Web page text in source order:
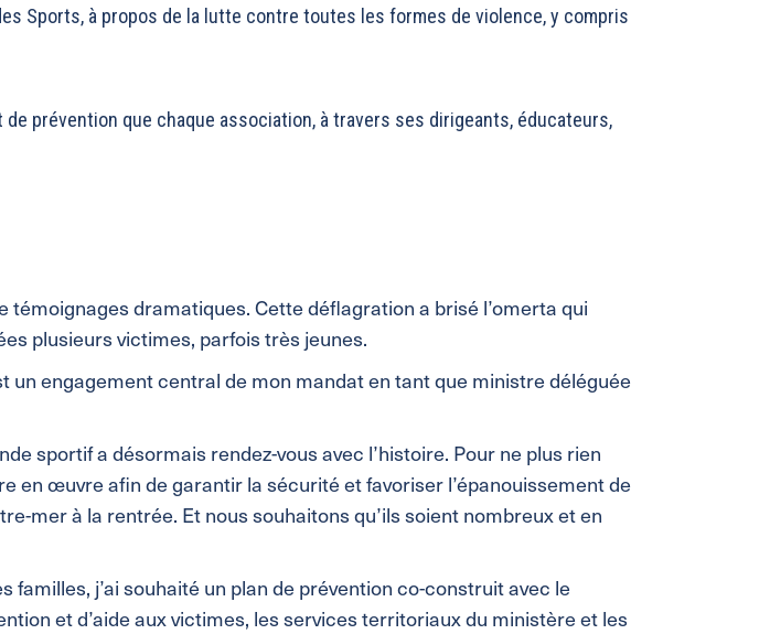
Sports, à propos de la lutte contre toutes les formes de violence, y compris
prévention que chaque association, à travers ses dirigeants, éducateurs,
témoignages dramatiques. Cette déflagration a brisé l’omerta qui
plusieurs victimes, parfois très jeunes.
engagement central de mon mandat en tant que ministre déléguée
sportif a désormais rendez-vous avec l’histoire. Pour ne plus rien
en œuvre afin de garantir la sécurité et favoriser l’épanouissement de
mer à la rentrée. Et nous souhaitons qu’ils soient nombreux et en
j’ai souhaité un plan de prévention co-construit avec le
et d’aide aux victimes, les services territoriaux du ministère et les